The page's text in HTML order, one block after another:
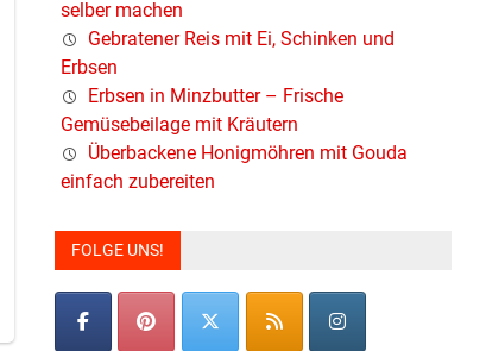
selber machen
Gebratener Reis mit Ei, Schinken und
Erbsen
Erbsen in Minzbutter – Frische
Gemüsebeilage mit Kräutern
Überbackene Honigmöhren mit Gouda
einfach zubereiten
FOLGE UNS!